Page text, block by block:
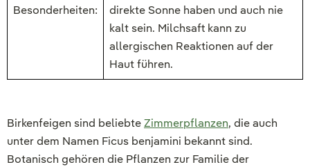
Besonderheiten:
direkte Sonne haben und auch nie
kalt sein. Milchsaft kann zu
allergischen Reaktionen auf der
Haut führen.
Birkenfeigen sind beliebteZimmerpflanzen, die auch
unter dem Namen Ficus benjamini bekannt sind.
Botanisch gehören die Pflanzen zur Familie der